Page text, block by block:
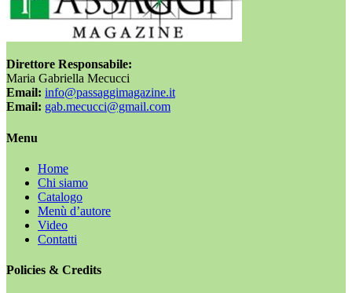
Direttore Responsabile:
Maria Gabriella Mecucci
Email: info@passaggimagazine.it
Email: gab.mecucci@gmail.com
Menu
Home
Chi siamo
Catalogo
Menù d’autore
Video
Contatti
Policies & Credits